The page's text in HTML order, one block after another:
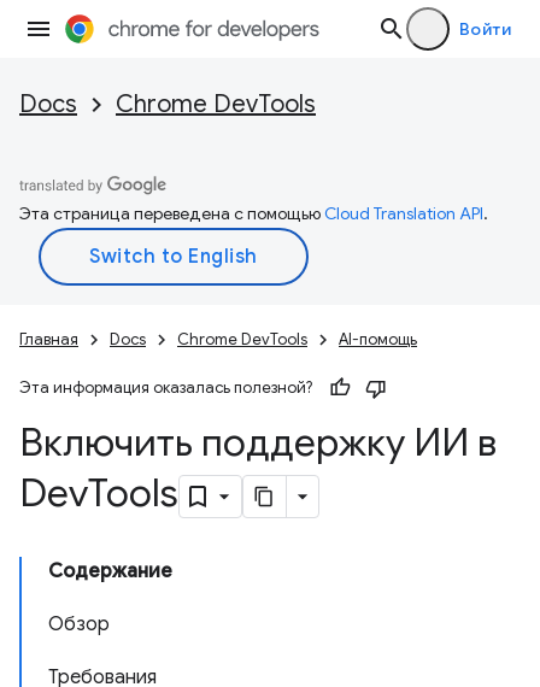
Войти
Docs Chrome DevTools
Эта страница переведена с помощьюCloud Translation API.
Главная Docs Chrome DevTools AI-помощь
Эта информация оказалась полезной?
Включить поддержку ИИ в
DevTools
Содержание
Обзор
Требования